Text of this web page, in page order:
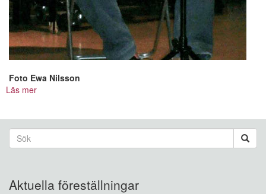
Foto Ewa Nilsson
Läs mer
Sökformulär
Aktuella föreställningar